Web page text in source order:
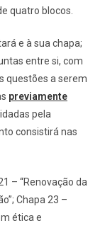
quatro blocos.
e à sua chapa;
entre si, com
questões a serem
previamente
pela
consistirá nas
– “Renovação da
Chapa 23 –
ética e